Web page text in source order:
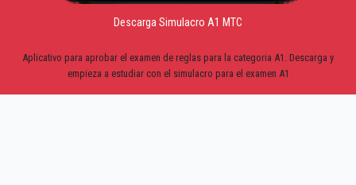
Descarga Simulacro A1 MTC
Aplicativo para aprobar el examen de reglas para la categoria A1. Descarga y
empieza a estudiar con el simulacro para el examen A1